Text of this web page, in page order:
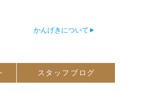
かんげきについて
スタッフ ブログ